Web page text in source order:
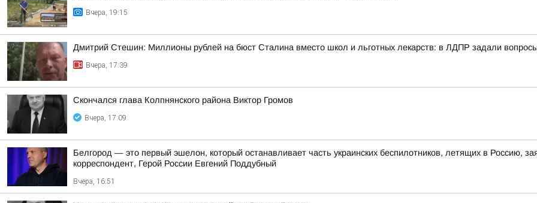
Вчера, 19:15
Дмитрий Стешин: Миллионы рублей на бюст Сталина вместо школ и льготных лекарств: в ЛДПР задали
Вчера, 17:39
Скончался глава Колпнянского района Виктор Громов
Вчера, 17:09
Белгород — это первый эшелон, который останавливает часть украинских беспилотников, летящих в Россию,
корреспондент, Герой России Евгений Поддубный
Вчера, 16:51